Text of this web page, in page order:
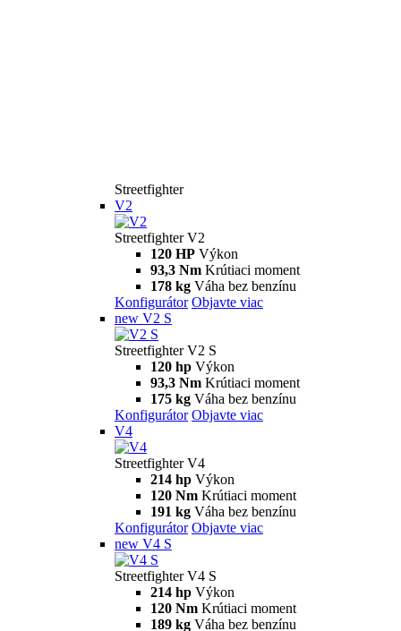
Streetfighter
V2
Streetfighter V2
120 HP Výkon
93,3 Nm Krútiaci moment
178 kg Váha bez benzínu
Konfigurátor Objavte viac
new V2 S
Streetfighter V2 S
120 hp Výkon
93,3 Nm Krútiaci moment
175 kg Váha bez benzínu
Konfigurátor Objavte viac
V4
Streetfighter V4
214 hp Výkon
120 Nm Krútiaci moment
191 kg Váha bez benzínu
Konfigurátor Objavte viac
new V4 S
Streetfighter V4 S
214 hp Výkon
120 Nm Krútiaci moment
189 kg Váha bez benzínu